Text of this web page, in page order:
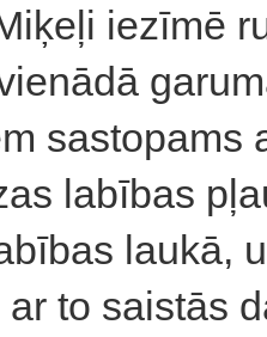
iezīmē
sastopams
labības
laukā,
to saistās